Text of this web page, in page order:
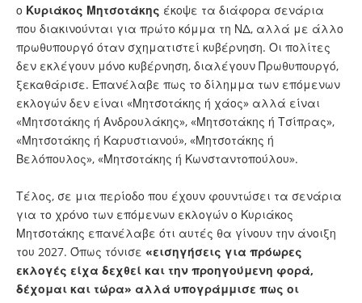
ο Κυριάκος Μητσοτάκης έκοψε τα διάφορα σενάρια
που διακινούνται για πρώτο κόμμα τη ΝΔ, αλλά με άλλο
πρωθυπουργό όταν σχηματιστεί κυβέρνηση. Οι πολίτες
δεν εκλέγουν μόνο κυβέρνηση, διαλέγουν Πρωθυπουργό,
ξεκαθάρισε. Επανέλαβε πως το δίλημμα των επόμενων
εκλογών δεν είναι «Μητσοτάκης ή χάος» αλλά είναι
«Μητσοτάκης ή Ανδρουλάκης», «Μητσοτάκης ή Τσίπρας»,
«Μητσοτάκης ή Καρυστιανού», «Μητσοτάκης ή
Βελόπουλος», «Μητσοτάκης ή Κωνσταντοπούλου».
Τέλος, σε μια περίοδο που έχουν φουντώσει τα σενάρια
για το χρόνο των επόμενων εκλογών ο Κυριάκος
Μητσοτάκης επανέλαβε ότι αυτές θα γίνουν την άνοιξη
του 2027. Όπως τόνισε «εισηγήσεις για πρόωρες
εκλογές είχα δεχθεί και την προηγούμενη φορά,
δέχομαι και τώρα» αλλά υπογράμμισε πως οι